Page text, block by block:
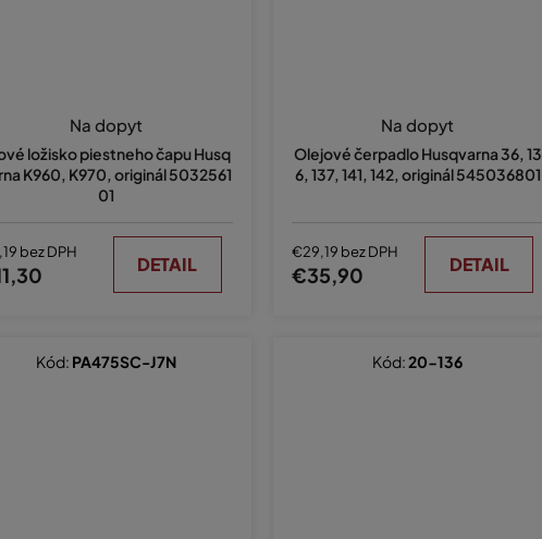
ložisko piestneho čapu Husq
K960, K970, originál 5032561
01
Na dopyt
bez DPH
DETAIL
Olejové čerpadlo Husqvarna 36, 13
6, 137, 141, 142, originál 545036801
Na dopyt
€29,19 bez DPH
€35,90 DETAIL
Kód: PA475SC-J7N Kód:20-136